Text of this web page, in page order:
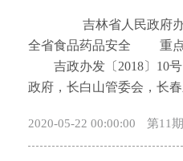
全省食品药品安全 重
吉政办发〔2018〕10号 各市（州
政府，长白山管委会，长
《2018年全省食品药品安
府同意，现印发给你们
2020-05-22 00:00:00 第11期